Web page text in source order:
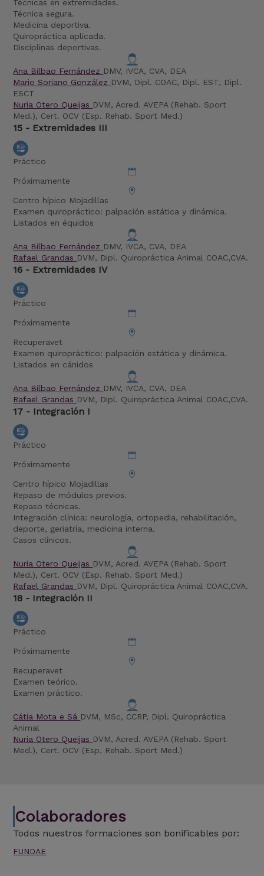
Técnicas en extremidades.
Técnica segura.
Medicina deportiva.
Quiropráctica aplicada.
Disciplinas deportivas.
Ana Bilbao Fernández DMV, IVCA, CVA, DEA
Mario Soriano González DVM, Dipl. COAC, Dipl. EST, Dipl.
ESCT
Nuria Otero Queijas DVM, Acred. AVEPA (Rehab. Sport
Med.), Cert. OCV (Esp. Rehab. Sport Med.)
15 - Extremidades III
Práctico
Próximamente
Centro hípico Mojadillas
Examen quiropráctico: palpación estática y dinámica.
Listados en équidos
Ana Bilbao Fernández DMV, IVCA, CVA, DEA
Rafael Grandas DVM, Dipl. Quiropráctica Animal COAC,CVA.
16 - Extremidades IV
Práctico
Próximamente
Recuperavet
Examen quiropráctico: palpación estática y dinámica.
Listados en cánidos
Ana Bilbao Fernández DMV, IVCA, CVA, DEA
Rafael Grandas DVM, Dipl. Quiropráctica Animal COAC,CVA.
17 - Integración I
Práctico
Próximamente
Centro hípico Mojadillas
Repaso de módulos previos.
Repaso técnicas.
Integración clínica: neurología, ortopedia, rehabilitación,
deporte, geriatría, medicina interna.
Casos clínicos.
Nuria Otero Queijas DVM, Acred. AVEPA (Rehab. Sport
Med.), Cert. OCV (Esp. Rehab. Sport Med.)
Rafael Grandas DVM, Dipl. Quiropráctica Animal COAC,CVA.
18 - Integración II
Práctico
Próximamente
Recuperavet
Examen teórico.
Examen práctico.
Cátia Mota e Sá DVM, MSc, CCRP, Dipl. Quiropráctica
Animal
Nuria Otero Queijas DVM, Acred. AVEPA (Rehab. Sport
Med.), Cert. OCV (Esp. Rehab. Sport Med.)
Colaboradores
Todos nuestros formaciones son bonificables por:
FUNDAE